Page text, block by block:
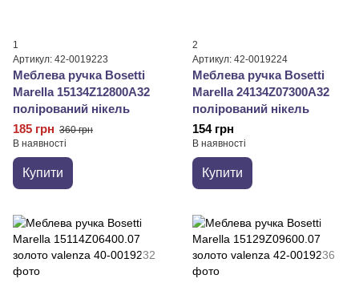
1
Артикул: 42-0019223
Меблева ручка Bosetti
Marella 15134Z12800A32
полірований нікель
185 грн 360 грн
В наявності
Купити
2
Артикул: 42-0019224
Меблева ручка Bosetti
Marella 24134Z07300A32
полірований нікель
154 грн
В наявності
Купити